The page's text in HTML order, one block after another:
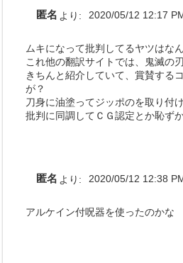
匿名 より: 2020/05/12 12:17
ムキになって批判してるヤツはな
これ他の翻訳サイトでは、鬼滅の
きちんと紹介していて、賞賛する
が？
刀身に油塗ってジッポのを取り付
批判に同調してＣＧ認定とか恥ず
匿名 より: 2020/05/12 12:38
アルケイン付呪器を使ったのかな